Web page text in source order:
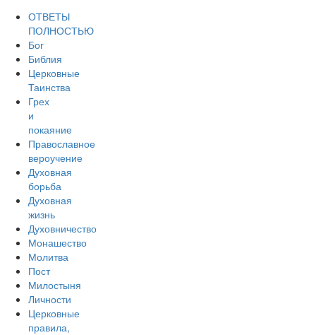
ОТВЕТЫ
ПОЛНОСТЬЮ
Бог
Библия
Церковные
Таинства
Грех
и
покаяние
Православное
вероучение
Духовная
борьба
Духовная
жизнь
Духовничество
Монашество
Молитва
Пост
Милостыня
Личности
Церковные
правила,